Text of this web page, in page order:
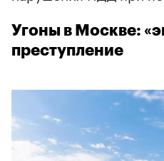
Угоны в Москве:
преступление